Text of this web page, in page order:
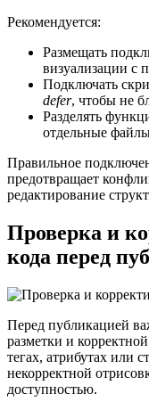
Рекомендуется:
Размещать
визуализации с
Подключать
defer, чтобы не
Разделять
отдельные
Правильное
предотвращает
редактирование
Проверка и
кода перед
Перед публикацией
разметки и
тегах, атрибутах или
некорректной
доступностью.